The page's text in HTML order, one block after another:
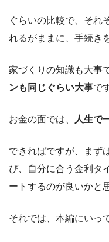
ぐらいの比較で、それ
れるがままに、手続き
家づくりの知識も大事
ンも同じぐらい大事で
お金の面では、 人生で
できればですが、まず
び、自分に合う金利タ
ートするのが良いかと
それでは、本編にいっ